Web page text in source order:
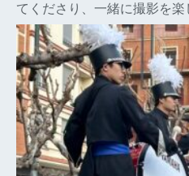
てくださり、一緒に撮影を楽